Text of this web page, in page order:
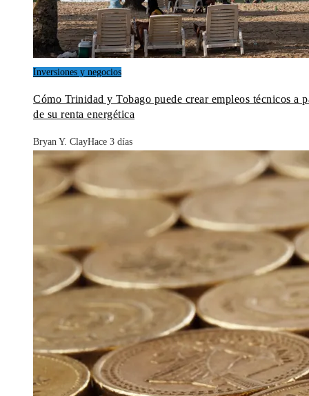
Inversiones y negocios
Cómo Trinidad y Tobago puede crear empleos técnicos a
de su renta energética
Bryan Y. ClayHace 3 días